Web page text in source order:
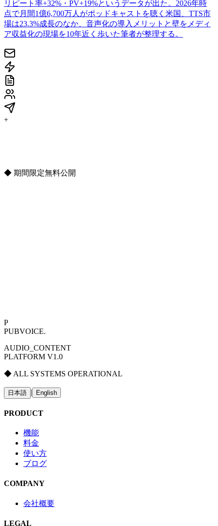
リピート率+32%・PV+19%というデータが出た。2026年時
点で月間1億6,700万人がポッドキャストを聴く米国、TTS市
場は23.3%成長のなか、音声化の導入メリットと壁をメディ
ア収益化の現場を10年近く歩いた筆者が整理する。
+
◆ 期間限定無料公開
P
PUBVOICE.
AUDIO_CONTENT
PLATFORM V1.0
◆ ALL SYSTEMS OPERATIONAL
日本語 | English
PRODUCT
機能
料金
使い方
ブログ
COMPANY
会社概要
LEGAL